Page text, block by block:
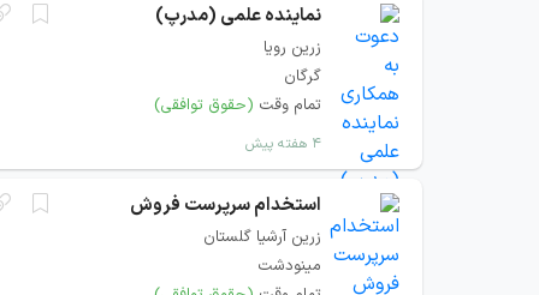
نماینده علمی (مدرپ)
زرین رویا
گرگان
تمام وقت (حقوق توافقی)
۴ هفته پیش
استخدام سرپرست فروش
زرین آرشیا گلستان
مینودشت